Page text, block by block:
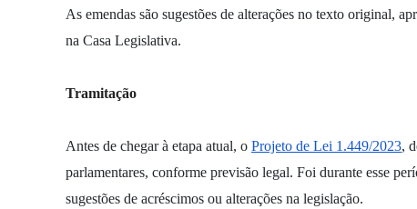
As emendas são sugestões de alterações no texto original,
na Casa Legislativa.
Tramitação
Antes de chegar à etapa atual, o Projeto de Lei 1.449/2023,
parlamentares, conforme previsão legal. Foi durante esse
sugestões de acréscimos ou alterações na legislação.